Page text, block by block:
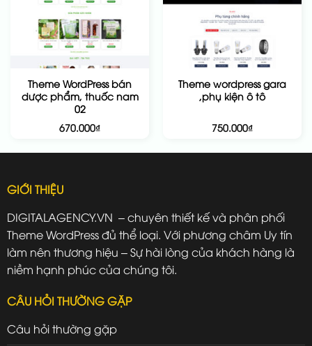
Theme WordPress bán
dược phẩm, thuốc nam
02
670.000₫
Theme wordpress gara
,phụ kiện ô tô
750.000₫
GIỚI THIỆU
DIGITALAGENCY.VN – chuyên thiết kế và phân phối
Theme WordPress đủ thể loại. Với phương châm Uy tín
làm nên thương hiệu – Sự hài lòng của khách hàng là
niềm hạnh phúc của chúng tôi.
CÂU HỎI THƯỜNG GẶP
Câu hỏi thường gặp